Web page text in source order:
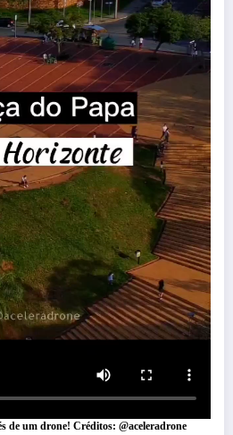
de um drone! Créditos: @aceleradrone